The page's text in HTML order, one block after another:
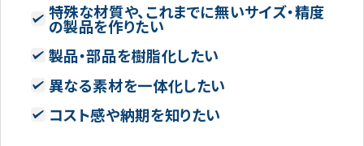
特殊な材質や、これまでに無いサイズ・精度
の製品を作りたい
製品・部品を樹脂化したい
異なる素材を一体化したい
コスト感や納期を知りたい